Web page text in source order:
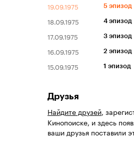
19.09.1975 5 эпизод
18.09.1975 4 эпизод
17.09.1975 3 эпизод
16.09.1975 2 эпизод
15.09.1975 1 эпизод
Друзья
Найдите друзей,
Кинопоиске, и здесь
ваши друзья поставили